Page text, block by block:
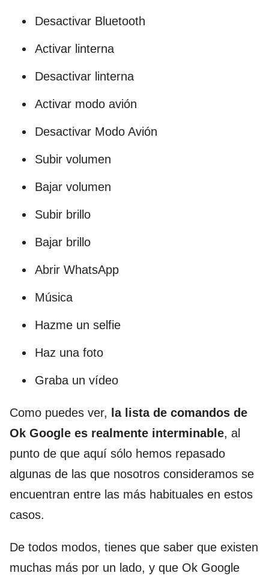
Desactivar Bluetooth
Activar linterna
Desactivar linterna
Activar modo avión
Desactivar Modo Avión
Subir volumen
Bajar volumen
Subir brillo
Bajar brillo
Abrir WhatsApp
Música
Hazme un selfie
Haz una foto
Graba un vídeo
Como puedes ver,
la lista de comandos de
Ok Google es realmente interminable, al
punto de que aquí sólo hemos repasado
algunas de las que nosotros consideramos se
encuentran entre las más habituales en estos
casos.
De todos modos, tienes que saber que existen
muchas más por un lado, y que Ok Google